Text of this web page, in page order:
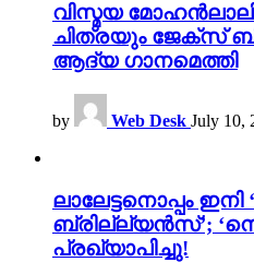
വിസ്മയ
ചിത്രയും ജേക്സ്
ആദ്യ ഗാനമെത്തി
by Web Desk July 10,
ലാലേട്ടനൊപ്പം
ബ്രില്ല്യൻസ്’;
പ്രഖ്യാപിച്ചു!